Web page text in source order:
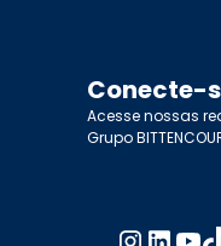
Conecte-
Acesse nossas
Grupo